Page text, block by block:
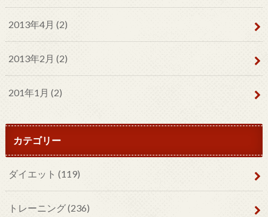
2013年4月 (2)
2013年2月 (2)
201年1月 (2)
カテゴリー
ダイエット (119)
トレーニング(236)